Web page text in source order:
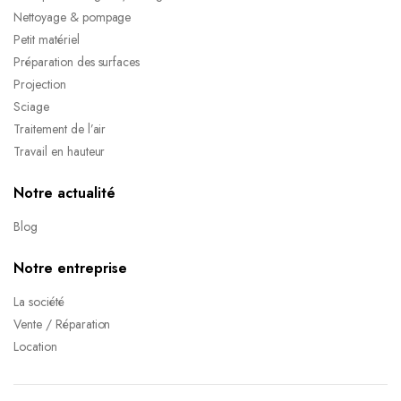
Nettoyage & pompage
Petit matériel
Préparation des surfaces
Projection
Sciage
Traitement de l’air
Travail en hauteur
Notre actualité
Blog
Notre entreprise
La société
Vente / Réparation
Location